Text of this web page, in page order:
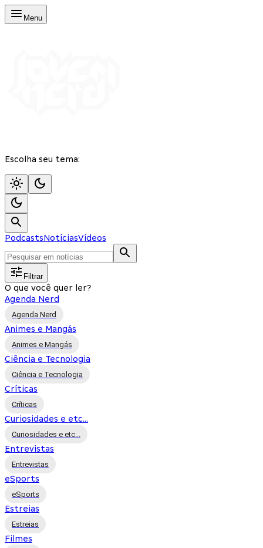
Menu
Escolha seu tema:
PodcastsNotíciasVídeos
Filtrar
O que você quer ler?
Agenda Nerd
Agenda Nerd
Animes e Mangás
Animes e Mangás
Ciência e Tecnologia
Ciência e Tecnologia
Críticas
Críticas
Curiosidades e etc...
Curiosidades e etc...
Entrevistas
Entrevistas
eSports
eSports
Estreias
Estreias
Filmes